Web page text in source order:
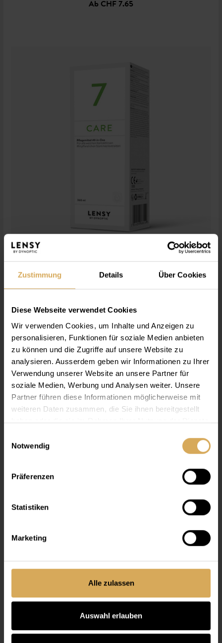
Zustimmung Details Über Cookies
Diese Webseite verwendet Cookies
Wir verwenden Cookies, um Inhalte und Anzeigen zu
personalisieren, Funktionen für soziale Medien anbieten
zu können und die Zugriffe auf unsere Website zu
analysieren. Ausserdem geben wir Informationen zu Ihrer
Verwendung unserer Website an unsere Partner für
soziale Medien, Werbung und Analysen weiter. Unsere
Partner führen diese Informationen möglicherweise mit
weiteren Daten zusammen, die Sie ihnen bereitgestellt
haben oder die sie im Rahmen Ihrer Nutzung der Dienste
Notwendig
Präferenzen
Statistiken
Marketing
Alle zulassen
Auswahl erlauben
Ab CHF 7.65
Lensy Care 7, 360ml
360 ml
AbCHF 14.90
100 ml